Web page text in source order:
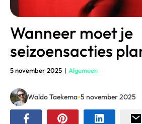
Wanneer moet je
seizoensacties
5 november 2025 | Algemeen
Waldo Taekema•5 november 2025